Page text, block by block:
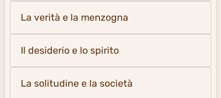
La verità e la menzogna
Il desiderio e lo spirito
La solitudine e la società